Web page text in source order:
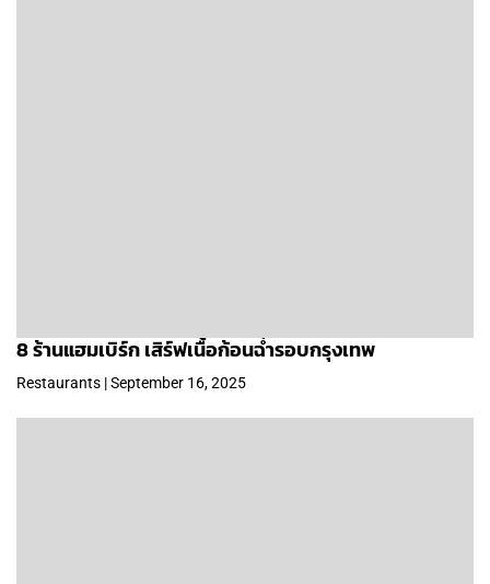
8 ร้านแฮมเบิร์ก เสิร์ฟเนื้อก้อนฉ่ำรอบกรุงเทพ
Restaurants | September 16, 2025